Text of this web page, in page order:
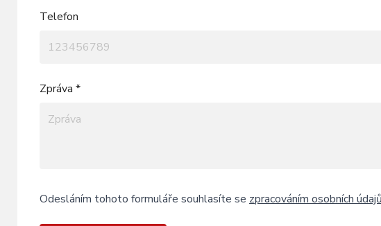
Telefon
Zpráva *
Odesláním tohoto formuláře souhlasíte se zpracováním osobních